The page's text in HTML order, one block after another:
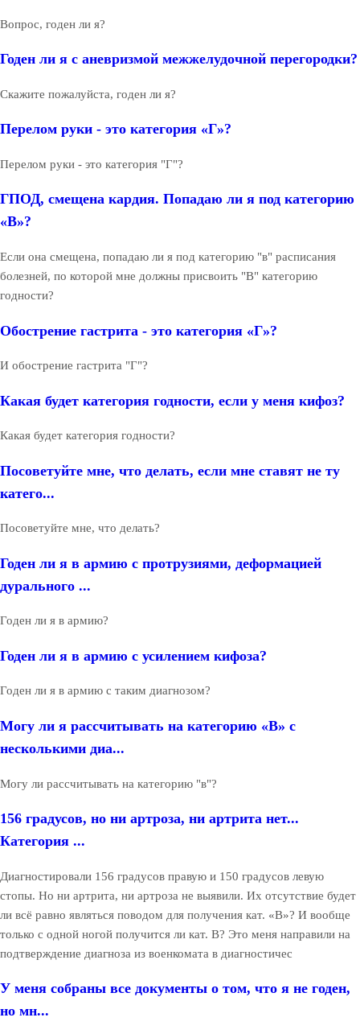
Вопрос, годен ли я?
Годен ли я с аневризмой межжелудочной перегородки?
Скажите пожалуйста, годен ли я?
Перелом руки - это категория «Г»?
Перелом руки - это категория "Г"?
ГПОД, смещена кардия. Попадаю ли я под категорию
«В»?
Если она смещена, попадаю ли я под категорию "в" расписания
болезней, по которой мне должны присвоить "В" категорию
годности?
Обострение гастрита - это категория «Г»?
И обострение гастрита "Г"?
Какая будет категория годности, если у меня кифоз?
Какая будет категория годности?
Посоветуйте мне, что делать, если мне ставят не ту
катего...
Посоветуйте мне, что делать?
Годен ли я в армию с протрузиями, деформацией
дурального ...
Годен ли я в армию?
Годен ли я в армию с усилением кифоза?
Годен ли я в армию с таким диагнозом?
Могу ли я рассчитывать на категорию «В» с
несколькими диа...
Могу ли рассчитывать на категорию "в"?
156 градусов, но ни артроза, ни артрита нет...
Категория ...
Диагностировали 156 градусов правую и 150 градусов левую
стопы. Но ни артрита, ни артроза не выявили. Их отсутствие будет
ли всё равно являться поводом для получения кат. «В»? И вообще
только с одной ногой получится ли кат. В? Это меня направили на
подтверждение диагноза из военкомата в диагностичес
У меня собраны все документы о том, что я не годен,
но мн...